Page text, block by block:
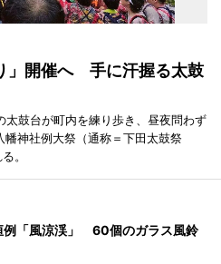
」開催へ 手に汗握る太鼓
太鼓台が町内を練り歩き、昼夜問わず
神社例大祭（通称＝下田太鼓祭
。
例「風涼渓」 60個のガラス風鈴